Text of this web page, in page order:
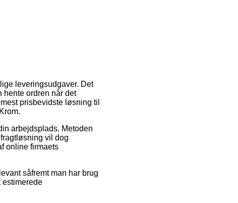
leveringsudgaver. Det
ordren når det
prisbevidste løsning til
arbejdsplads. Metoden
vil dog
online firmaets
såfremt man har brug
estimerede